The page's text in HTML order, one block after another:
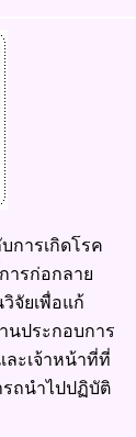
การเกิดโรค
ารก่อกลาย
จัยเพื่อแก้
นประกอบการ
ละเจ้าหน้าที่ที่
ถนำไปปฏิบัติ